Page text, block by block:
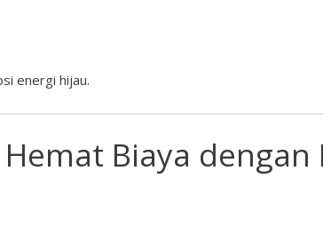
energi hijau.
Biaya dengan